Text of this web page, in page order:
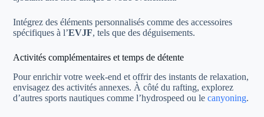
Intégrez des éléments personnalisés comme des accessoires
spécifiques à l’EVJF, tels que des déguisements.
Activités complémentaires et temps de détente
Pour enrichir votre week-end et offrir des instants de relaxation,
envisagez des activités annexes. À côté du rafting, explorez
d’autres sports nautiques comme l’hydrospeed ou lecanyoning.